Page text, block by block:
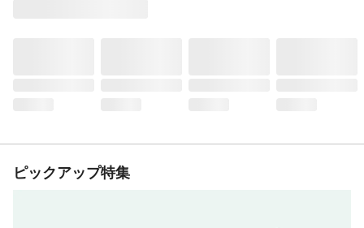
ピックアップ特集